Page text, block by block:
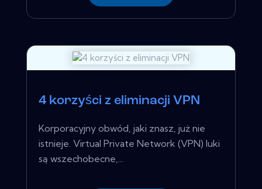
4 korzyści z eliminacji VPN
Korporacyjny obwód, jaki znasz, już nie
istnieje. Virtual Private Network (VPN) luki
są wszechobecne,...